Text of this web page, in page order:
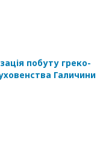
побуту греко-
Галичини